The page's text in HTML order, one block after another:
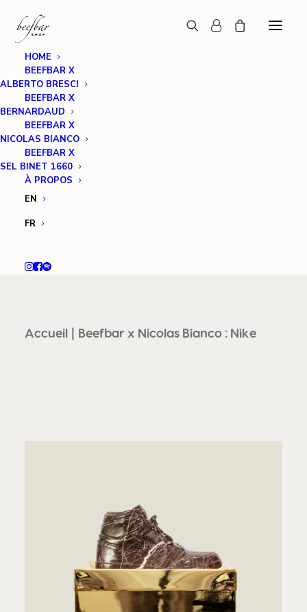
HOME
BEEFBAR X
ALBERTO BRESCI
BEEFBAR X
BERNARDAUD
BEEFBAR X
NICOLAS BIANCO
BEEFBAR X
SEL BINET 1660
À PROPOS
EN
FR
Accueil Beefbar x Nicolas Bianco : Nike